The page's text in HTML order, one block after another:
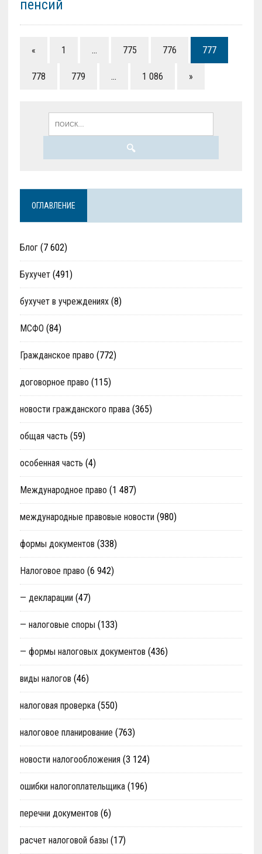
пенсий
« 1 … 775 776 777
778 779 … 1 086 »
ОГЛАВЛЕНИЕ
Блог(7 602)
Бухучет(491)
бухучет в учреждениях(8)
МСФО (84)
Гражданское право (772)
договорное право (115)
новости гражданского права(365)
общая часть (59)
особенная часть (4)
Международное право (1 487)
международные правовые новости (980)
формы документов (338)
Налоговое право (6 942)
— декларации (47)
— налоговые споры (133)
— формы налоговых документов (436)
виды налогов (46)
налоговая проверка(550)
налоговое планирование (763)
новости налогообложения (3 124)
ошибки налогоплательщика(196)
перечни документов (6)
расчет налоговой базы (17)